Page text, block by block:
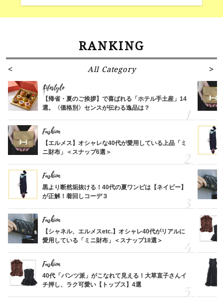
RANKING
All Category
Lifestyle
【帰省・夏のご挨拶】で喜ばれる「ホテル手土産」14
選。〈価格別〉センスが伝わる逸品は？
Fashion
【エルメス】オシャレな40代が愛用している上品「ミ
ニ財布」＜スナップ6選＞
Fashion
黒より断然垢抜ける！40代の夏ワンピは【ネイビー】
が正解！着回しコーデ３
Fashion
【シャネル、エルメスetc.】オシャレ40代がリアルに
愛用している「ミニ財布」＜スナップ18選＞
Fashion
40代「パンツ派」がこなれて見える！大草直子さんイ
チ押し、ラク可愛い【トップス】4選